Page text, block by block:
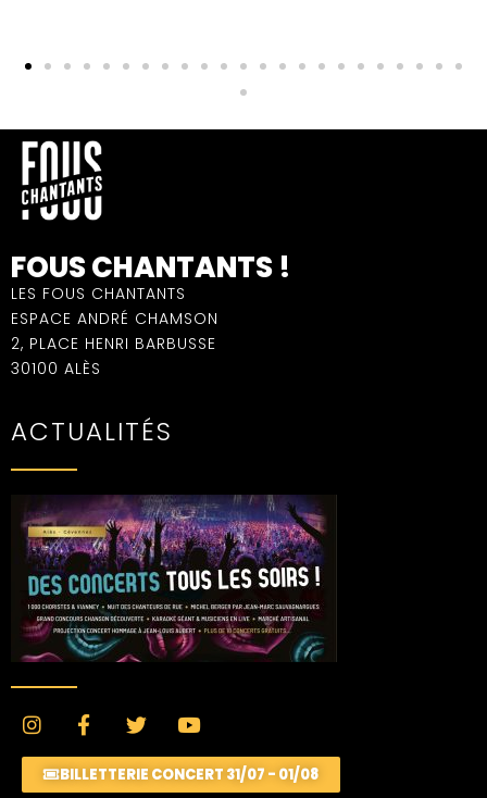
FOUS CHANTANTS !
LES FOUS CHANTANTS
ESPACE ANDRÉ CHAMSON
2, PLACE HENRI BARBUSSE
30100 ALÈS
ACTUALITÉS
BILLETTERIE CONCERT 31/07 - 01/08